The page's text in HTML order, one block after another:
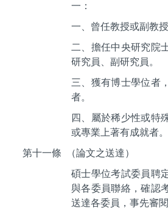
一：
一、曾任教授或副教授
二、擔任中央研究院
研究員、副研究員。
三、獲有博士學位者
者。
四、屬於稀少性或特
或專業上著有成就者。
第十一條 （論文之送達）
碩士學位考試委員聘
與各委員聯絡，確認
送達各委員，事先審閱